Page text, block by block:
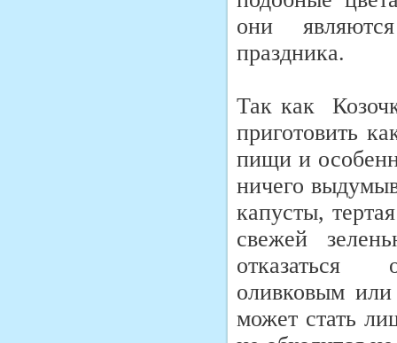
они
праздника.
Так как
приготовить
пищи и
ничего
капусты,
свежей
отказаться
оливковым
может стать